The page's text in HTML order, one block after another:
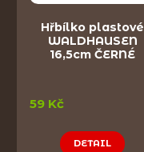
Hřbílko plastové
WALDHAUSEN
16,5cm ČERNÉ
59 Kč
DETAIL